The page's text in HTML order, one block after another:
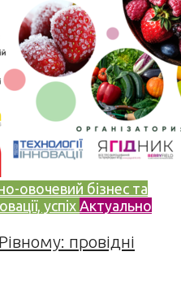
овочевий бізнес та
успіх Актуально
провідні